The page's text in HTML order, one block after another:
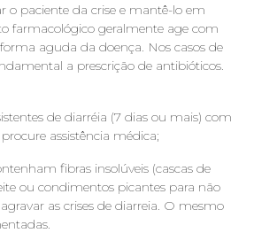
o paciente da crise e mantê-lo em
farmacológico geralmente age com
aguda da doença. Nos casos de
a prescrição de antibióticos.
de diarréia (7 dias ou mais) com
assistência médica;
fibras insolúveis (cascas de
ou condimentos picantes para não
as crises de diarreia. O mesmo